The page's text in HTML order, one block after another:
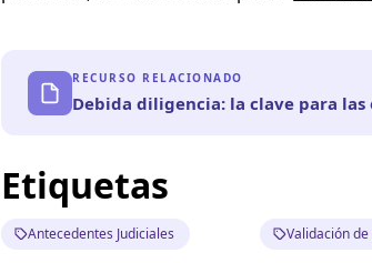
RECURSO RELACIONADO
Debida diligencia: la clave para las
Etiquetas
Antecedentes Judiciales Validación